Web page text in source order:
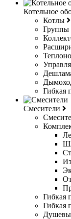
Котельное
Котлы
Группы
Гибкая
Смесители
Гибкая
Гибкая